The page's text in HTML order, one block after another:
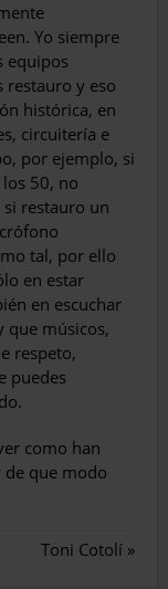
Yo siempre
equipos
restauro y eso
histórica, en
circuitería e
por ejemplo, si
50, no
restauro un
tal, por ello
en estar
en escuchar
que músicos,
respeto,
puedes
como han
de que modo
Toni Cotolí »